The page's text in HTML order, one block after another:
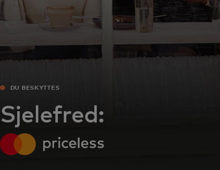
DU BESKYTTES
Sjelefred: